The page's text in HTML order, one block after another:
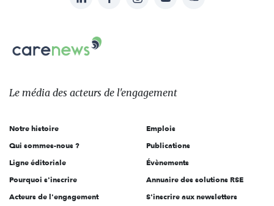
sur:
Le
des
l'engagement
Le média des acteurs de l'engagement
Notre histoire
Qui sommes-nous ?
Ligne éditoriale
Pourquoi s'inscrire
Acteurs de l'engagement
Emplois
Publications
Évènements
Annuaire des solutions RSE
S'inscrire aux newsletters